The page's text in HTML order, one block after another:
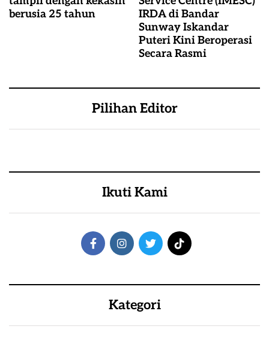
berusia 25 tahun
IRDA di Bandar
Sunway Iskandar
Puteri Kini Beroperasi
Secara Rasmi
Pilihan Editor
Ikuti Kami
Kategori